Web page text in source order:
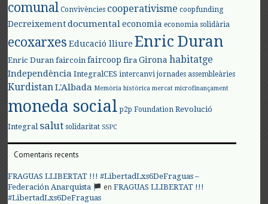
comunal Convivències cooperativisme coopfunding
Decreixement documental economia economia solidària
ecoxarxes Educació lliure Enric Duran
Enric Duran faircoin faircoop fira Girona habitatge
Independència IntegralCES intercanvi jornades assembleàries
KurdistanL'Albada Memòria històrica mercat microfinançament
moneda social p2p Foundation Revolució
Integral salut solidaritat SSPC
Comentaris recents
FRAGUAS LLIBERTAT !!! #LibertadLxs6DeFraguas –
Federación Anarquista
enFRAGUAS LLIBERTAT !!!
#LibertadLxs6DeFraguas